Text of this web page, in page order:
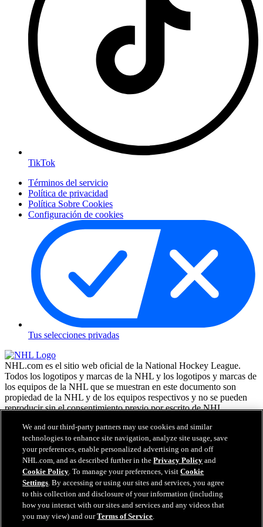
TikTok
Términos del servicio
Política de privacidad
Política Sobre Cookies
Configuración de cookies
Tus selecciones privadas
NHL.com es el sitio web oficial de la National Hockey League.
Todos los logotipos y marcas de la NHL y los logotipos y marcas de
los equipos de la NHL que se muestran en este documento son
propiedad de la NHL y de los equipos respectivos y no se pueden
reproducir sin el consentimiento previo por escrito de NHL
las camisetas de los equipos de la NHL, personalizadas con los
nombres y números de los jugadores, tienen licencia oficial de la
NHL y la NHLPA. La marca denominativa Zamboni y la
configuración de la máquina reparadora de hielo Zamboni son
marcas comerciales registradas de Frank J. Zamboni & Co., Inc. (c)
Frank J. Zamboni & Co., Inc. 2026. Todos los derechos reservados.
Cualquier otra marca comercial o copyright de terceros, es
propiedad de sus respectivos dueños. Reservados todos los
derechos.
We and our third-party partners may use cookies and similar
technologies to enhance site navigation, analyze site usage, save
your preferences, enable personalized advertising on and off
NHL.com, and as described further in thePrivacy Policy and
Cookie Policy. To manage your preferences, visitCookie
Settings. By accessing or using our sites and services, you agree
to this collection and disclosure of your information (including
how you interact with our sites and services and any videos that
you may view) and ourTerms of Service.